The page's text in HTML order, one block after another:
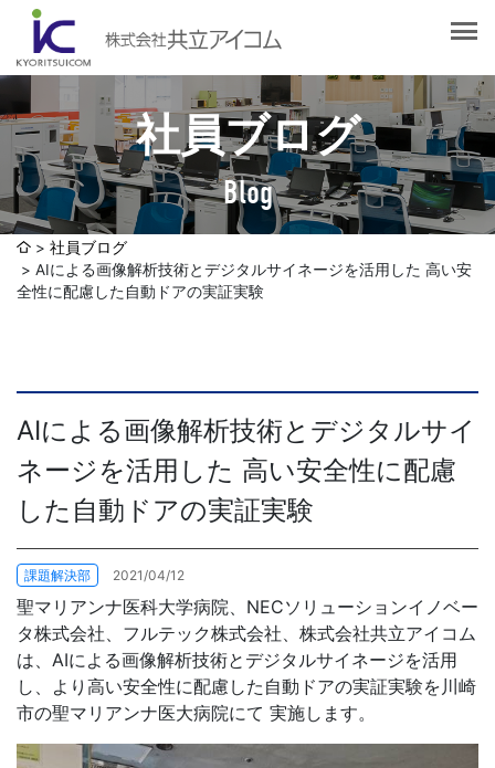
社員ブログ
Blog
会社概要
社長挨拶
企業理念
沿革
認証取得
アクセスマップ
選ばれる理由
サービス紹介
Web制作・ホームページ制作
デザイン作成・印刷サービス
社員ブログ
採用情報
お問合せ
社員ブログ
AIによる画像解析技術とデジタルサイネージを活用した 高い安
全性に配慮した自動ドアの実証実験
AIによる画像解析技術とデジタルサイ
ネージを活用した 高い安全性に配慮
した自動ドアの実証実験
課題解決部 2021/04/12
聖マリアンナ医科大学病院、NECソリューションイノベー
タ株式会社、フルテック株式会社、株式会社共立アイコム
は、AIによる画像解析技術とデジタルサイネージを活用
し、より高い安全性に配慮した自動ドアの実証実験を川崎
市の聖マリアンナ医大病院にて 実施します。